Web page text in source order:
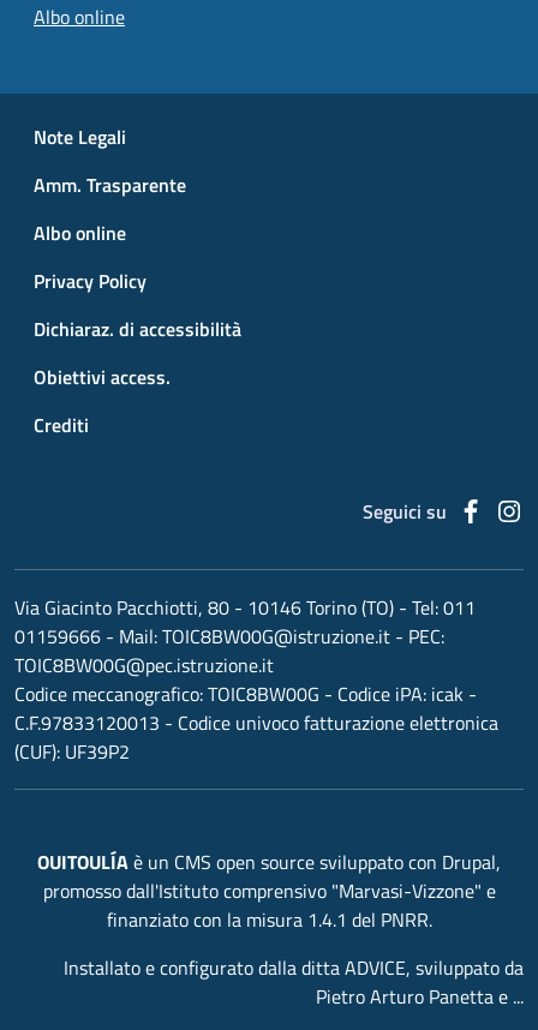
Albo onlinePagina attuale
Small prints
Note Legali
Amm. Trasparente
Albo online
Privacy Policy
Dichiaraz. di accessibilità
Obiettivi access.
Crediti
Seguici su
Via Giacinto Pacchiotti, 80 - 10146 Torino (TO) - Tel:011
01159666 - Mail:TOIC8BW00G@istruzione.it - PEC:
TOIC8BW00G@pec.istruzione.it
Codice meccanografico:TOIC8BW00G - Codice iPA: icak -
C.F.97833120013 - Codice univoco fatturazione elettronica
(CUF): UF39P2
OUITOULÍAè un CMS open source sviluppato con Drupal,
promosso dall'Istituto comprensivo "Marvasi-Vizzone" e
finanziato con la misura 1.4.1 del PNRR.
Installato e configurato dalla ditta ADVICE, sviluppato da
Pietro Arturo Panetta e ...